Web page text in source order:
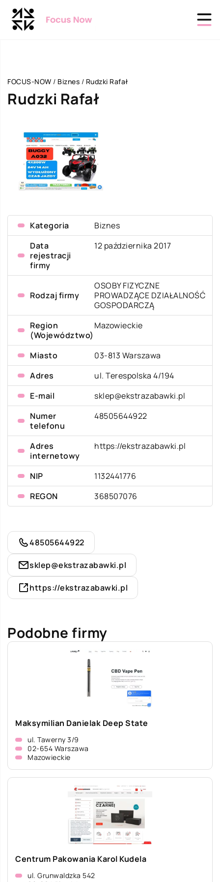
FOCUS-NOW / Biznes / Rudzki Rafał
Rudzki Rafał
Kategoria
Biznes
Data
rejestracji
firmy
12 października 2017
Rodzaj firmy
OSOBY FIZYCZNE
PROWADZĄCE DZIAŁALNOŚĆ
GOSPODARCZĄ
Region
(Województwo)
Mazowieckie
Miasto
03-813 Warszawa
Adres
ul. Terespolska 4/194
E-mail
sklep@ekstrazabawki.pl
Numer
telefonu
48505644922
Adres
internetowy
https://ekstrazabawki.pl
NIP
1132441776
REGON
368507076
48505644922
sklep@ekstrazabawki.pl
https://ekstrazabawki.pl
Podobne firmy
Maksymilian Danielak Deep State
ul. Tawerny 3/9
02-654 Warszawa
Mazowieckie
Centrum Pakowania Karol Kudela
ul. Grunwaldzka 542